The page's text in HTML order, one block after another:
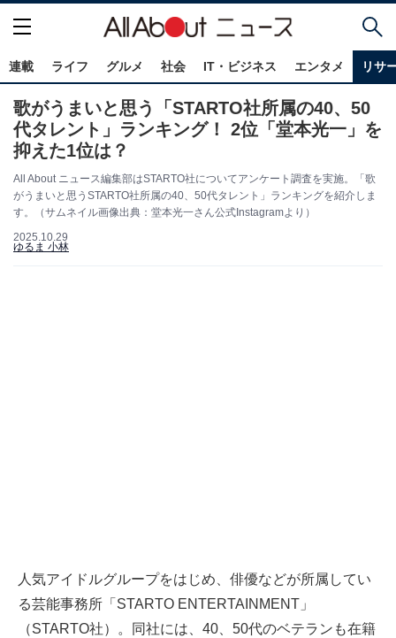
連載 ライフ グルメ 社会 IT・ビジネス エンタメ リサ
歌がうまいと思う「STARTO社所属の40、50
代タレント」ランキング！ 2位「堂本光一」を
抑えた1位は？
All About ニュース編集部はSTARTO社についてアンケート調査を実施。「歌
がうまいと思うSTARTO社所属の40、50代タレント」ランキングを紹介しま
す。（サムネイル画像出典：堂本光一さん公式Instagramより）
2025.10.29
ゆるま 小林
人気アイドルグループをはじめ、俳優などが所属してい
る芸能事務所「STARTO ENTERTAINMENT」
（STARTO社）。同社には、40、50代のベテランも在籍